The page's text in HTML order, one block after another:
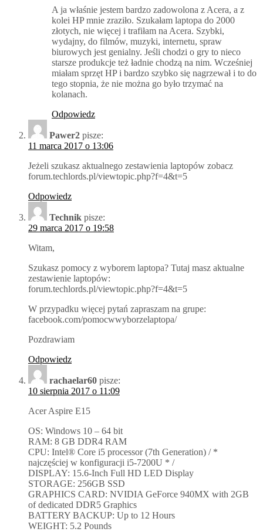
A ja właśnie jestem bardzo zadowolona z Acera, a z
kolei HP mnie zraziło. Szukałam laptopa do 2000
złotych, nie więcej i trafiłam na Acera. Szybki,
wydajny, do filmów, muzyki, internetu, spraw
biurowych jest genialny. Jeśli chodzi o gry to nieco
starsze produkcje też ładnie chodzą na nim. Wcześniej
miałam sprzęt HP i bardzo szybko się nagrzewał i to do
tego stopnia, że nie można go było trzymać na
kolanach.
Odpowiedz
Pawer2 pisze:
11 marca 2017 o 13:06
Jeżeli szukasz aktualnego zestawienia laptopów zobacz
forum.techlords.pl/viewtopic.php?f=4&t=5
Odpowiedz
Technik pisze:
29 marca 2017 o 19:58
Witam,
Szukasz pomocy z wyborem laptopa? Tutaj masz aktualne
zestawienie laptopów:
forum.techlords.pl/viewtopic.php?f=4&t=5
W przypadku więcej pytań zapraszam na grupe:
facebook.com/pomocwwyborzelaptopa/
Pozdrawiam
Odpowiedz
rachaelar60 pisze:
10 sierpnia 2017 o 11:09
Acer Aspire E15
OS: Windows 10 – 64 bit
RAM: 8 GB DDR4 RAM
CPU: Intel® Core i5 processor (7th Generation) / *
najczęściej w konfiguracji i5-7200U * /
DISPLAY: 15.6-Inch Full HD LED Display
STORAGE: 256GB SSD
GRAPHICS CARD: NVIDIA GeForce 940MX with 2GB
of dedicated DDR5 Graphics
BATTERY BACKUP: Up to 12 Hours
WEIGHT: 5.2 Pounds